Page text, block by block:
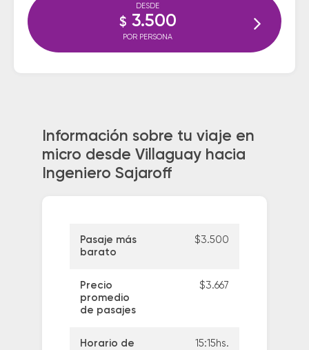
DESDE
$ 3.500
POR PERSONA
Información sobre tu viaje en
micro desde Villaguay hacia
Ingeniero Sajaroff
Pasaje más
barato
$3.500
Precio
promedio
de pasajes
$3.667
Horario de
15:15hs.